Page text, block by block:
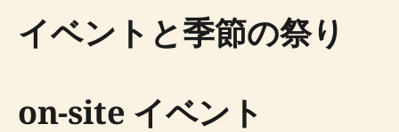
イベントと季節の祭り
on-site イベント